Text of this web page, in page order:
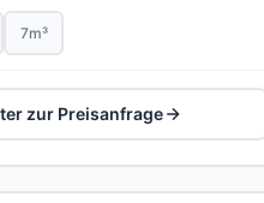
7m³
zur Preisanfrage